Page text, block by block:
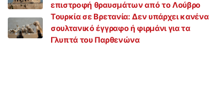
επιστροφή θραυσμάτων από το Λούβρο
Τουρκία σε Βρετανία: Δεν υπάρχει κανένα
σουλτανικό έγγραφο ή φιρμάνι για τα
Γλυπτά του Παρθενώνα